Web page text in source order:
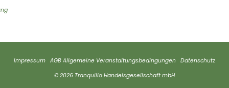
Impressum AGB Allgemeine Veranstaltungsbedingungen
Datenschutz
© 2026 Tranquillo Handelsgesellschaft mbH